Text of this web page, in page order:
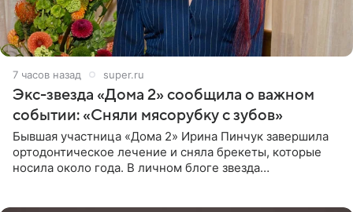
7 часов назад super.ru
Экс-звезда «Дома 2» сообщила о важном
событии: «Сняли мясорубку с зубов»
Бывшая участница «Дома 2» Ирина Пинчук завершила
ортодонтическое лечение и сняла брекеты, которые
носила около года. В личном блоге звезда